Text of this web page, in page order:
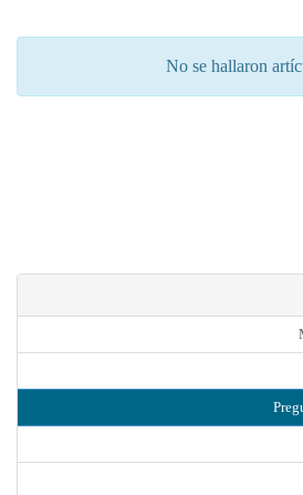
No se hallaron